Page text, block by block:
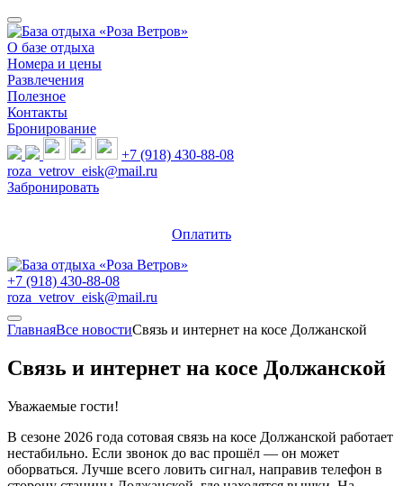
О базе отдыха
Номера и цены
Развлечения
Полезное
Контакты
Бронирование
+7 (918) 430-88-08
roza_vetrov_eisk@mail.ru
Забронировать
Оплатить
+7 (918) 430-88-08
roza_vetrov_eisk@mail.ru
ГлавнаяВсе новостиСвязь и интернет на косе Должанской
Связь и интернет на косе Должанской
Уважаемые гости!
В сезоне 2026 года сотовая связь на косе Должанской работает
нестабильно. Если звонок до вас прошёл — он может
оборваться. Лучше всего ловить сигнал, направив телефон в